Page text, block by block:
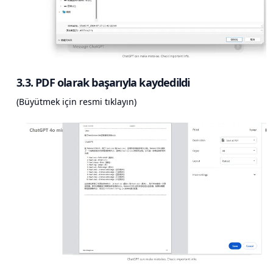
3.3. PDF olarak başarıyla kaydedildi
(Büyütmek için resmi tıklayın)